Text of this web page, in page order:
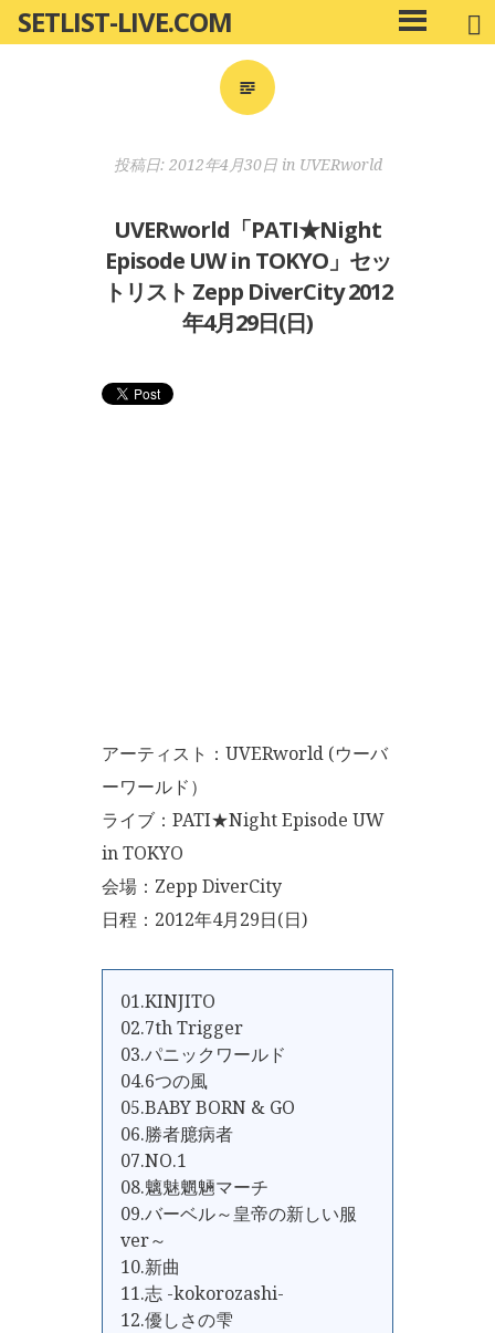
ン
SETLIST-LIVE.COM
メ
イ
投稿日: 2012年4月30日in UVERworld
UVERworld「PATI★Night
Episode UW in TOKYO」セッ
トリスト Zepp DiverCity 2012
年4月29日(日)
アーティスト：UVERworld (ウーバ
ーワールド）
ライブ：PATI★Night Episode UW
in TOKYO
会場：Zepp DiverCity
日程：2012年4月29日(日)
01.KINJITO
02.7th Trigger
03.パニックワールド
04.6つの風
05.BABY BORN & GO
06.勝者臆病者
07.NO.1
08.魑魅魍魎マーチ
09.バーベル～皇帝の新しい服
ver～
10.新曲
11.志 -kokorozashi-
12.優しさの雫